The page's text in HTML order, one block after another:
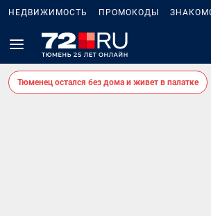
НЕДВИЖИМОСТЬ ПРОМОКОДЫ
Тюменец остался без дома и живет в палатке